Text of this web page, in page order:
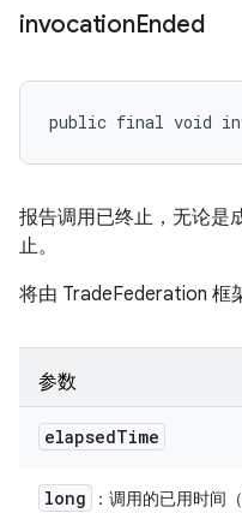
invocationEnded
public final void
报告调用已终止，无论是
止。
将由 TradeFederation 框
参数
elapsedTime
long ：调用的已用时间